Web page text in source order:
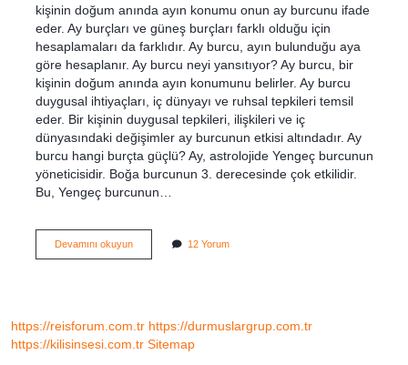
kişinin doğum anında ayın konumu onun ay burcunu ifade
eder. Ay burçları ve güneş burçları farklı olduğu için
hesaplamaları da farklıdır. Ay burcu, ayın bulunduğu aya
göre hesaplanır. Ay burcu neyi yansıtıyor? Ay burcu, bir
kişinin doğum anında ayın konumunu belirler. Ay burcu
duygusal ihtiyaçları, iç dünyayı ve ruhsal tepkileri temsil
eder. Bir kişinin duygusal tepkileri, ilişkileri ve iç
dünyasındaki değişimler ay burcunun etkisi altındadır. Ay
burcu hangi burçta güçlü? Ay, astrolojide Yengeç burcunun
yöneticisidir. Boğa burcunun 3. derecesinde çok etkilidir.
Bu, Yengeç burcunun…
Devamını okuyunAy
Burcu
12 Yorum
https://reisforum.com.tr https://durmuslargrup.com.tr
https://kilisinsesi.com.tr Sitemap